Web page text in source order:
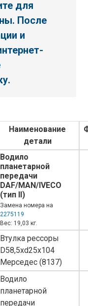
для
После
и
Наименование
детали
Водило
планетарной
передачи
DAF/MAN/IVECO
(тип II)
Замена номера на
2275119
Вес: 19,03 кг.
Втулка рессоры
D58,5xd25x104
Мерседес (8137)
Водило
планетарной
передачи